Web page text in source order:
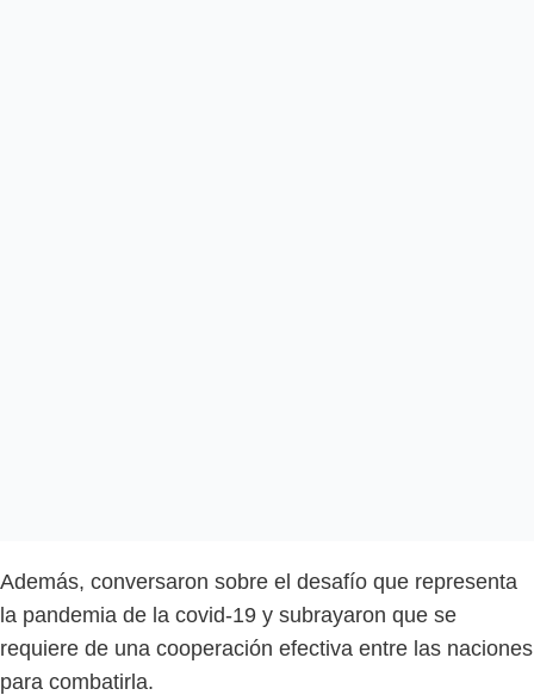
Además, conversaron sobre el desafío que representa
la pandemia de la covid-19 y subrayaron que se
requiere de una cooperación efectiva entre las naciones
para combatirla.